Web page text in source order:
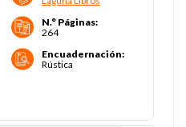
N.° Páginas:
264
Encuadernación:
Rústica